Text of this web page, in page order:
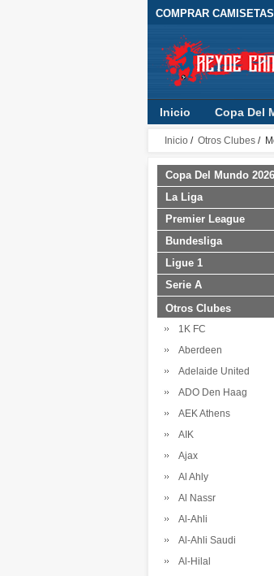
COMPRAR
Inicio Copa Del
Inicio / Otros Clubes /
Copa Del Mundo 2026
La Liga
Premier League
Bundesliga
Ligue 1
Serie A
Otros Clubes
1K FC
Aberdeen
Adelaide United
ADO Den Haag
AEK Athens
AIK
Ajax
Al Ahly
Al Nassr
Al-Ahli
Al-Ahli Saudi
Al-Hilal